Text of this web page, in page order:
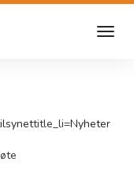
title_li=Nyheter